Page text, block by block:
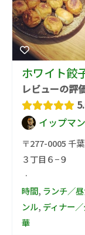
ホワイト餃
レビューの評
イップマン
〒277-0005 千
３丁目６−９
·
時間, ランチ／
ンル, ディナー
華